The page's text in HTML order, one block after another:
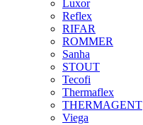
Luxor
Reflex
RIFAR
ROMMER
Sanha
STOUT
Tecofi
Thermaflex
THERMAGENT
Viega